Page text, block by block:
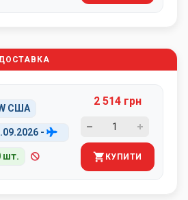
США
-
шт.
2 514 грн
КУПИТИ